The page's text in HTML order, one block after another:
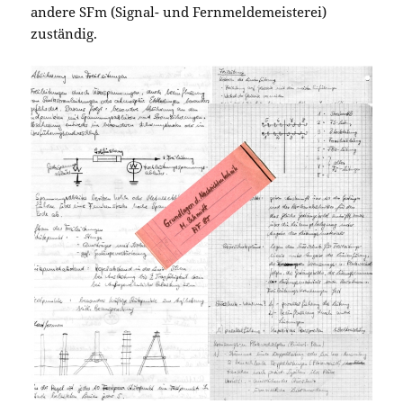
andere SFm (Signal- und Fernmeldemeisterei)
zuständig.